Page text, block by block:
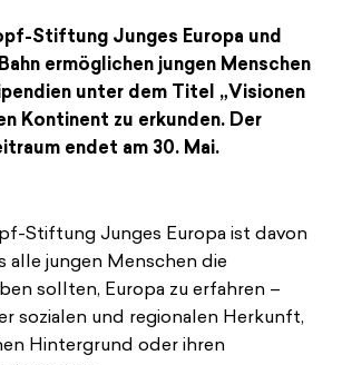
Europas
Preis
Preis
Stiftung Junges Europa und
ermöglichen jungen Menschen
unter dem Titel „Visionen
Kontinent zu erkunden. Der
endet am 30. Mai.
Stiftung Junges Europa ist davon
alle jungen Menschen die
sollten, Europa zu erfahren –
sozialen und regionalen Herkunft,
Hintergrund oder ihren